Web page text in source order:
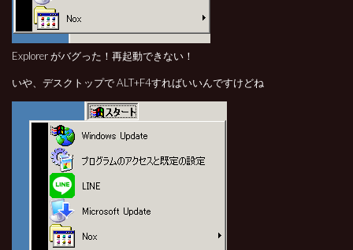
Explorer がバグった！再起動できない！
いや、デスクトップで ALT+F4すればいいんですけどね